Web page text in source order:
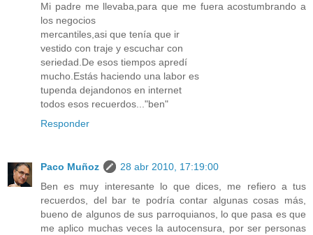
Mi padre me llevaba,para que me fuera acostumbrando a
los negocios
mercantiles,asi que tenía que ir
vestido con traje y escuchar con
seriedad.De esos tiempos apredí
mucho.Estás haciendo una labor es
tupenda dejandonos en internet
todos esos recuerdos..."ben"
Responder
Paco Muñoz
28 abr 2010, 17:19:00
Ben es muy interesante lo que dices, me refiero a tus
recuerdos, del bar te podría contar algunas cosas más,
bueno de algunos de sus parroquianos, lo que pasa es que
me aplico muchas veces la autocensura, por ser personas